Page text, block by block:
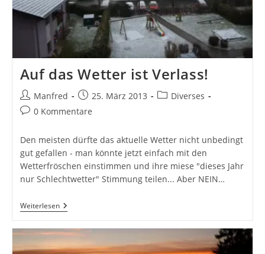
Auf das Wetter ist Verlass!
Beitrags-
Autor:
Manfred
Beitrag
veröffentlicht:
25. März 2013
Beitrags-
Diverses
Beitrags-
0 Kommentare
Den meisten dürfte das aktuelle Wetter nicht unbedingt
gut gefallen - man könnte jetzt einfach mit den
Wetterfröschen einstimmen und ihre miese "dieses Jahr
nur Schlechtwetter" Stimmung teilen... Aber NEIN…
WeiterlesenAuf
Das
Ist
Verlass!